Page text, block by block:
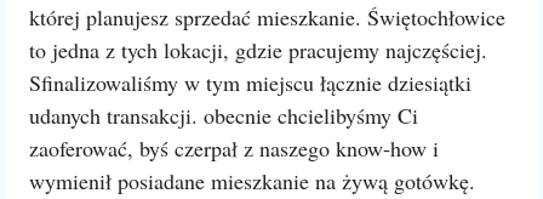
której planujesz sprzedać mieszkanie. Świętochłowice
to jedna z tych lokacji, gdzie pracujemy najczęściej.
Sfinalizowaliśmy w tym miejscu łącznie dziesiątki
udanych transakcji. obecnie chcielibyśmy Ci
zaoferować, byś czerpał z naszego know-how i
wymienił posiadane mieszkanie na żywą gotówkę.